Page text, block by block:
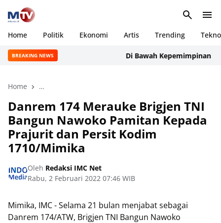
Home Politik Ekonomi Artis Trending Tekno
BREAKING NEWS Di Bawah Kepemimpinan
Home Danrem 174 Merauke Brigjen TNI Bangun Nawoko
Danrem 174 Merauke Brigjen TNI
Bangun Nawoko Pamitan Kepada
Prajurit dan Persit Kodim
1710/Mimika
Oleh Redaksi IMC Net
Rabu, 2 Februari 2022 07:46 WIB
Mimika, IMC - Selama 21 bulan menjabat sebagai
Danrem 174/ATW, Brigjen TNI Bangun Nawoko